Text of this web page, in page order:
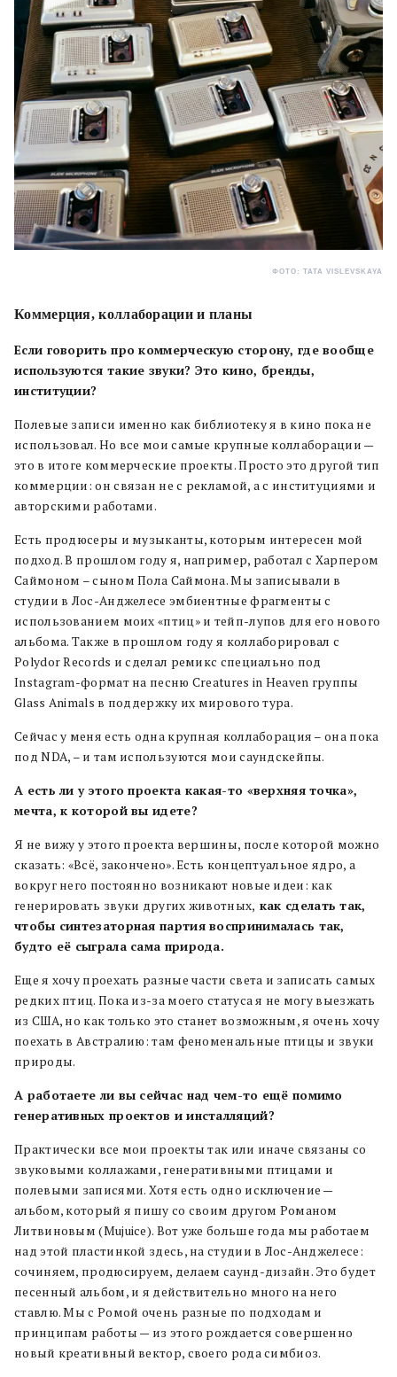
ФОТО: TATA VISLEVSKAYA
Коммерция, коллаборации и планы
Если говорить про коммерческую сторону, где вообще
используются такие звуки? Это кино, бренды,
институции?
Полевые записи именно как библиотеку я в кино пока не
использовал. Но все мои самые крупные коллаборации —
это в итоге коммерческие проекты. Просто это другой тип
коммерции: он связан не с рекламой, а с институциями и
авторскими работами.
Есть продюсеры и музыканты, которым интересен мой
подход. В прошлом году я, например, работал с Харпером
Саймоном – сыном Пола Саймона. Мы записывали в
студии в Лос-Анджелесе эмбиентные фрагменты с
использованием моих «птиц» и тейп-лупов для его нового
альбома. Также в прошлом году я коллаборировал с
Polydor Records и сделал ремикс специально под
Instagram-формат на песню Creatures in Heaven группы
Glass Animals в поддержку их мирового тура.
Сейчас у меня есть одна крупная коллаборация – она пока
под NDA, – и там используются мои саундскейпы.
А есть ли у этого проекта какая-то «верхняя точка»,
мечта, к которой вы идете?
Я не вижу у этого проекта вершины, после которой можно
сказать: «Всё, закончено». Есть концептуальное ядро, а
вокруг него постоянно возникают новые идеи: как
генерировать звуки других животных, как сделать так,
чтобы синтезаторная партия воспринималась так,
будто её сыграла сама природа.
Еще я хочу проехать разные части света и записать самых
редких птиц. Пока из-за моего статуса я не могу выезжать
из США, но как только это станет возможным, я очень хочу
поехать в Австралию: там феноменальные птицы и звуки
природы.
А работаете ли вы сейчас над чем-то ещё помимо
генеративных проектов и инсталляций?
Практически все мои проекты так или иначе связаны со
звуковыми коллажами, генеративными птицами и
полевыми записями. Хотя есть одно исключение —
альбом, который я пишу со своим другом Романом
Литвиновым (Mujuice). Вот уже больше года мы работаем
над этой пластинкой здесь, на студии в Лос-Анджелесе:
сочиняем, продюсируем, делаем саунд-дизайн. Это будет
песенный альбом, и я действительно много на него
ставлю. Мы с Ромой очень разные по подходам и
принципам работы — из этого рождается совершенно
новый креативный вектор, своего рода симбиоз.